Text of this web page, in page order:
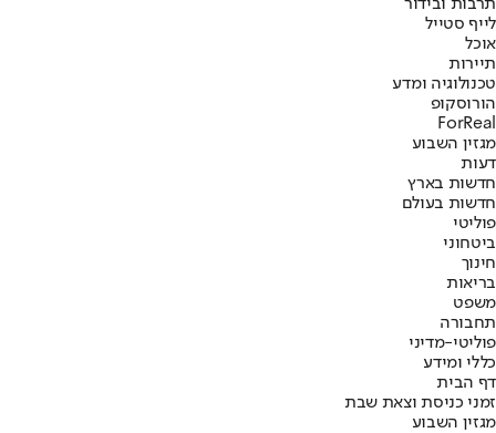
תרבות ובידור
לייף סטייל
אוכל
תיירות
טכנולוגיה ומדע
הורוסקופ
ForReal
מגזין השבוע
דעות
חדשות בארץ
חדשות בעולם
פוליטי
ביטחוני
חינוך
בריאות
משפט
תחבורה
פוליטי-מדיני
כללי ומידע
דף הבית
זמני כניסת וצאת שבת
מגזין השבוע